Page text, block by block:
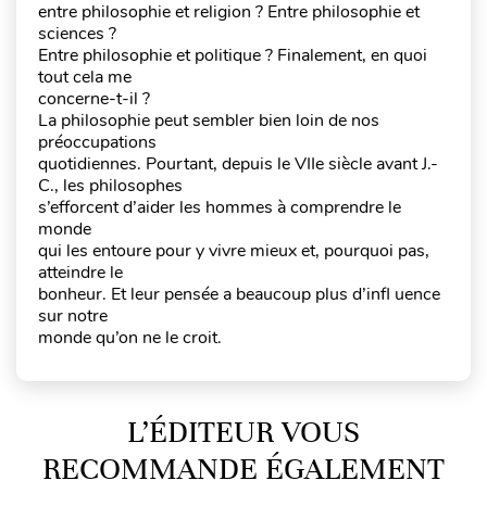
entre philosophie et religion ? Entre philosophie et
sciences ?
Entre philosophie et politique ? Finalement, en quoi
tout cela me
concerne-t-il ?
La philosophie peut sembler bien loin de nos
préoccupations
quotidiennes. Pourtant, depuis le VIIe siècle avant J.-
C., les philosophes
s’efforcent d’aider les hommes à comprendre le
monde
qui les entoure pour y vivre mieux et, pourquoi pas,
atteindre le
bonheur. Et leur pensée a beaucoup plus d’infl uence
sur notre
monde qu’on ne le croit.
L’ÉDITEUR VOUS
RECOMMANDE ÉGALEMENT